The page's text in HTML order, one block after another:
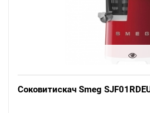
Соковитискач Smeg